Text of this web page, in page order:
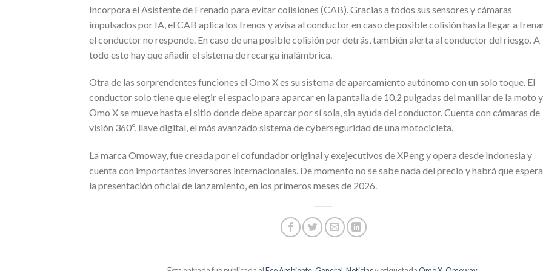
Incorpora el Asistente de Frenado para evitar colisiones (CAB). Gracias a todos sus sensores y cámaras
impulsados por IA, el CAB aplica los frenos y avisa al conductor en caso de posible colisión hasta llegar a
el conductor no responde. En caso de una posible colisión por detrás, también alerta al conductor del riesgo. A
todo esto hay que añadir el sistema de recarga inalámbrica.
Otra de las sorprendentes funciones el Omo X es su sistema de aparcamiento autónomo con un solo toque. El
conductor solo tiene que elegir el espacio para aparcar en la pantalla de 10,2 pulgadas del manillar de la moto
Omo X se mueve hasta el sitio donde debe aparcar por sí sola, sin ayuda del conductor. Cuenta con cámaras de
visión 360º, llave digital, el más avanzado sistema de cyberseguridad de una motocicleta.
La marca Omoway, fue creada por el cofundador original y exejecutivos de XPeng y opera desde Indonesia y
cuenta con importantes inversores internacionales. De momento no se sabe nada del precio y habrá que
la presentación oficial de lanzamiento, en los primeros meses de 2026.